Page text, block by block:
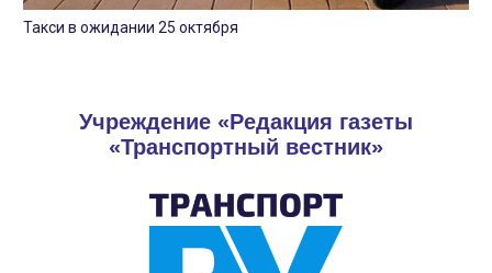
Такси в ожидании 25 октября
Учреждение «Редакция газеты
«Транспортный вестник»